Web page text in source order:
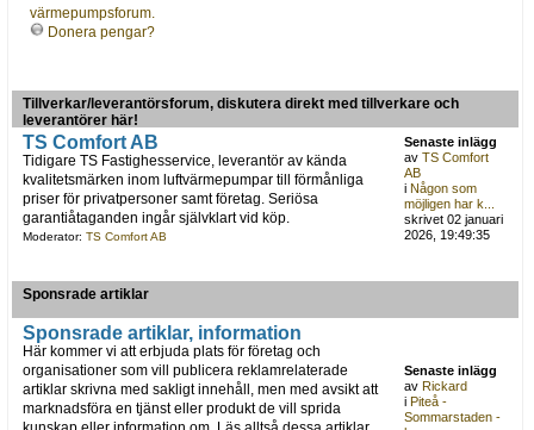
värmepumpsforum.
Donera pengar?
Tillverkar/leverantörsforum, diskutera direkt med tillverkare och
leverantörer här!
TS Comfort AB
Tidigare TS Fastighesservice, leverantör av kända
kvalitetsmärken inom luftvärmepumpar till förmånliga
priser för privatpersoner samt företag. Seriösa
garantiåtaganden ingår självklart vid köp.
Moderator: TS Comfort AB
Senaste inlägg
avTS Comfort
AB
iNågon som
möjligen har k...
skrivet 02 januari
2026, 19:49:35
Sponsrade artiklar
Sponsrade artiklar, information
Här kommer vi att erbjuda plats för företag och
organisationer som vill publicera reklamrelaterade
artiklar skrivna med sakligt innehåll, men med avsikt att
marknadsföra en tjänst eller produkt de vill sprida
Senaste inlägg
avRickard
iPiteå -
Sommarstaden -